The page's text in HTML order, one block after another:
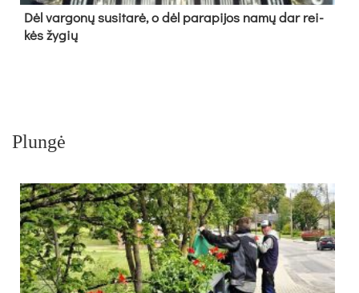
Dėl var­go­nų su­si­ta­rė, o dėl pa­ra­pi­jos na­mų dar rei­
kės žy­gių
Plungė